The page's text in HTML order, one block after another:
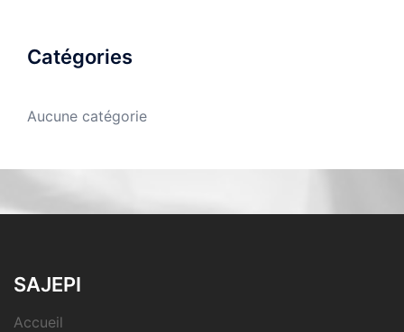
Catégories
Aucune catégorie
SAJEPI
Accueil